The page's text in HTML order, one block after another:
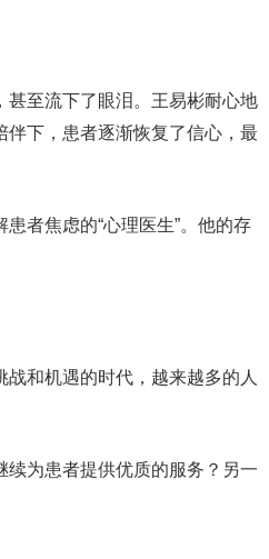
甚至流下了眼泪。王易彬耐心地
下，患者逐渐恢复了信心，最
者焦虑的“心理医生”。他的存
和机遇的时代，越来越多的人
为患者提供优质的服务？另一